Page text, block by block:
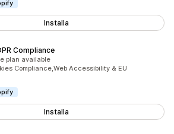
Installa
Compliance
plan available
Compliance,Web Accessibility & EU
Installa